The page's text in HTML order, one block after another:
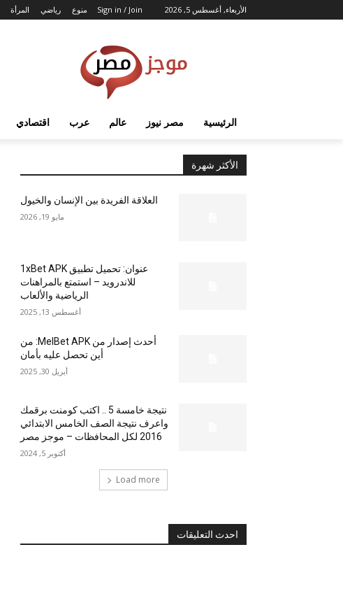
الأربعاء, أغسطس 5, 2026 Sign in / Join المرأة رياضي منوع
الرئيسية مصر نيوز عالم عرب اقتصادي
الأكثر شهرة
العلاقة الفريدة بين الإنسان والخيول
مايو 19, 2026
عنوان: تحميل تطبيق 1xBet APK
للاندرويد – استمتع بالمراهنات
الرياضية والألعاب
أغسطس 13, 2025
أحدث إصدار من MelBet APK: من
أين تحصل عليه بأمان
أبريل 30, 2025
نتيجة خامسة 5 .. اكتب كومنت برقمك
واعرف نتيجة الصف الخامس الابتدائي
2016 لكل المحافظات – موجز مصر
أكتوبر 5, 2024
Load more
احدث التعليقات